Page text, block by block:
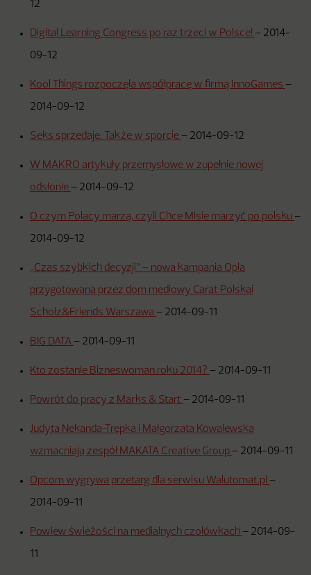
12
Digital Learning Congress po raz trzeci w Polsce! – 2014-
09-12
Kool Things rozpoczęła współpracę w firmą InnoGames –
2014-09-12
Seks sprzedaje. Także w sporcie – 2014-09-12
W MAKRO artykuły przemysłowe w zupełnie nowej
odsłonie – 2014-09-12
O czym Polacy marzą, czyli Chce Misie marzyć po polsku –
2014-09-12
„Czas szybkich decyzji” – nowa kampania Opla
przygotowana przez dom mediowy Carat Polskai
Scholz&Friends Warszawa – 2014-09-11
BIG DATA – 2014-09-11
Kto zostanie Bizneswoman roku 2014? – 2014-09-11
Powrót do pracy z Marks & Start – 2014-09-11
Judyta Nekanda-Trepka i Małgorzata Kowalewska
wzmacniają zespół MAKATA Creative Group – 2014-09-11
Opcom wygrywa przetarg dla serwisu Walutomat.pl –
2014-09-11
Powiew świeżości na medialnych czołówkach – 2014-09-
11